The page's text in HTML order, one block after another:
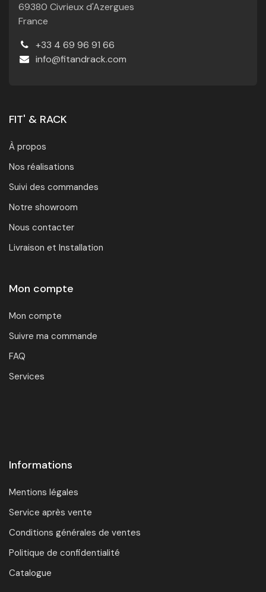
69380 Civrieux d'Azergues
France
+33 4 69 96 91 66
info@fitandrack.com
FIT' & RACK
À propos
Nos réalisations
Suivi des commandes
Notre showroom
Nous contacter
Livraison et Installation
Mon compte
Mon compte
Suivre ma commande
FAQ
Services
Informations
Mentions légales
Service après vente
Conditions générales de ventes
Politique de confidentialité
Catalogue